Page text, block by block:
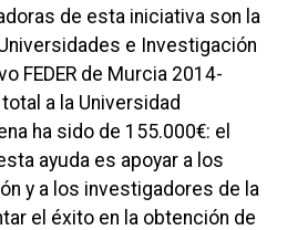
de esta iniciativa son la
e Investigación
FEDER de Murcia 2014-
a la Universidad
ha sido de 155.000€: el
ayuda es apoyar a los
y a los investigadores de la
el éxito en la obtención de